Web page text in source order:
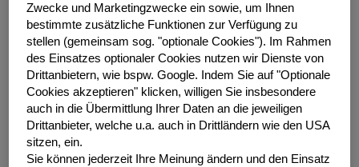
Team Investor Relations
Leitung: Franziska Randt
E-Mail:Investor@grenke.de
Tel: +49 7221 5007 8611
Zwecke und Marketingzwecke ein sowie, um Ihnen
bestimmte zusätzliche Funktionen zur Verfügung zu
stellen (gemeinsam sog. "optionale Cookies").
Im Rahmen
des Einsatzes optionaler Cookies nutzen wir Dienste von
Drittanbietern, wie bspw. Google.
Indem Sie auf "Optionale
Cookies akzeptieren" klicken, willigen Sie insbesondere
auch in die Übermittlung Ihrer Daten an die jeweiligen
Drittanbieter, welche u.a. auch in Drittländern wie den USA
sitzen, ein.
Sie können jederzeit Ihre Meinung ändern und den Einsatz